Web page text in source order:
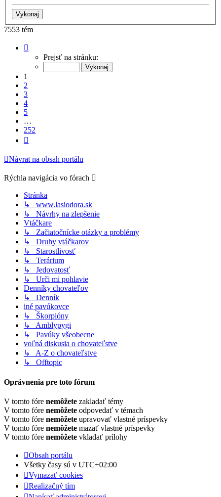
7553 tém
Prejsť na stránku:
1
2
3
4
5
…
252
Návrat na obsah portálu
Rýchla navigácia vo fórach
Stránka
↳ www.lasiodora.sk
↳ Návrhy na zlepšenie
Vtáčkare
↳ Začiatočnícke otázky a problémy
↳ Druhy vtáčkarov
↳ Starostlivosť
↳ Terárium
↳ Jedovatosť
↳ Urči mi pohlavie
Denníky chovateľov
↳ Denník
iné pavúkovce
↳ Škorpióny
↳ Amblypygi
↳ Pavúky všeobecne
voľná diskusia o chovateľstve
↳ A-Z o chovateľstve
↳ Offtopic
Oprávnenia pre toto fórum
V tomto fóre nemôžete zakladať témy
V tomto fóre nemôžete odpovedať v témach
V tomto fóre nemôžete upravovať vlastné príspevky
V tomto fóre nemôžete mazať vlastné príspevky
V tomto fóre nemôžete vkladať prílohy
Obsah portálu
Všetky časy sú v UTC+02:00
Vymazať cookies
Realizačný tím